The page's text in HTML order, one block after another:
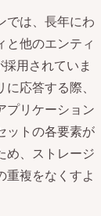
では、長年にわ
と他のエンティ
用されていま
応答する際、
プリケーション
ットの各要素が
め、ストレージ
重複をなくすよ